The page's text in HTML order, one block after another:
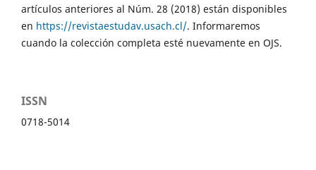
artículos anteriores al Núm. 28 (2018) están disponibles
en https://revistaestudav.usach.cl/. Informaremos
cuando la colección completa esté nuevamente en OJS.
ISSN
0718-5014